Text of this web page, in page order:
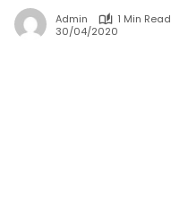
Admin
1 Min Read
30/04/2020